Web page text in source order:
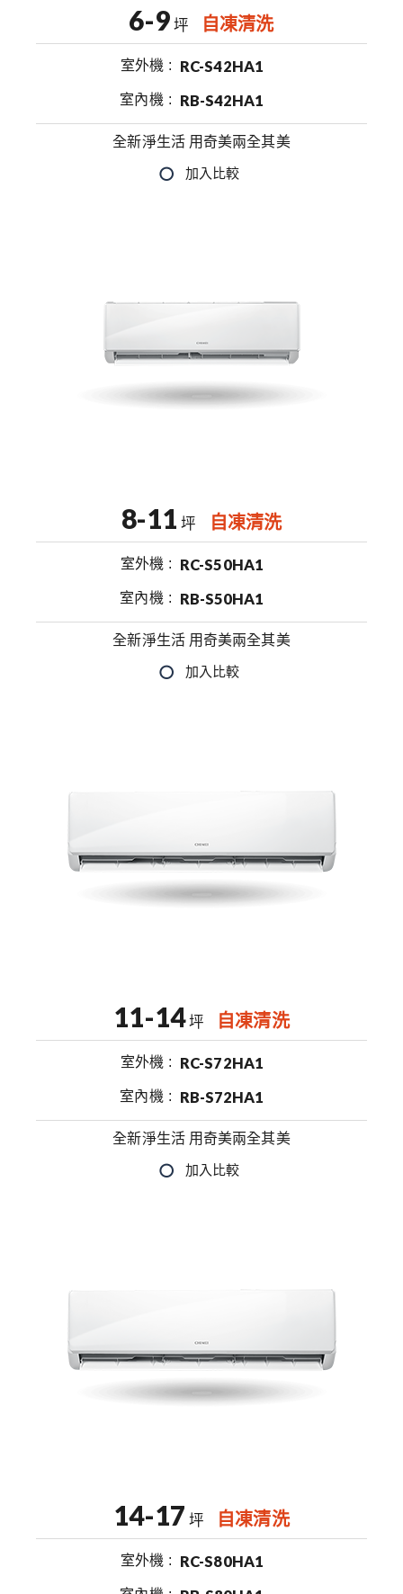
6-9 坪 自凍清洗
室外機 RC-S42HA1
室內機 RB-S42HA1
全新淨生活 用奇美兩全其美
8-11 坪 自凍清洗
室外機 RC-S50HA1
室內機 RB-S50HA1
全新淨生活 用奇美兩全其美
11-14 坪 自凍清洗
室外機 RC-S72HA1
室內機 RB-S72HA1
全新淨生活 用奇美兩全其美
14-17 坪 自凍清洗
室外機 RC-S80HA1